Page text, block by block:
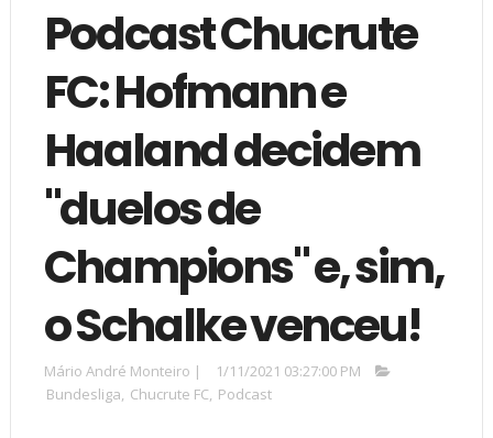
Podcast Chucrute
FC: Hofmann e
Haaland decidem
"duelos de
Champions" e, sim,
o Schalke venceu!
Mário André Monteiro |
1/11/2021 03:27:00 PM
Bundesliga, Chucrute FC, Podcast